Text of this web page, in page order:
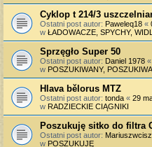
Cyklop t 214/3
Ostatni post autor: Paweleq18 «
w ŁADOWACZE, SPYCHY,
Sprzęgło Super 50
Ostatni post autor: Daniel 1978 «
w POSZUKIWANY,
Hlava bělorus MTZ
Ostatni post autor: tonda « 29
w RADZIECKIE CIĄGNIKI
Poszukuję sitko do filtra
Ostatni post autor:
w POSZUKUJĘ